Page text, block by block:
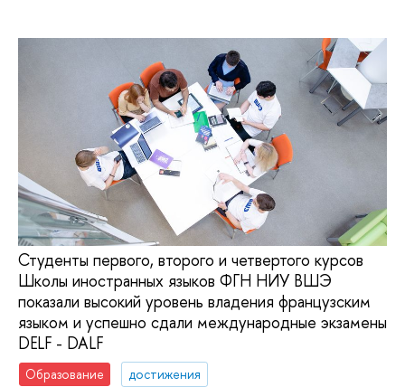
Студенты первого, второго и четвертого курсов
Школы иностранных языков ФГН НИУ ВШЭ
показали высокий уровень владения французским
языком и успешно сдали международные экзамены
DELF - DALF
Образование достижения